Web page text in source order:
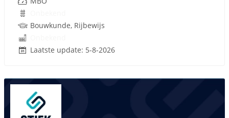
Bouwkunde, Rijbewijs
Laatste update: 5-8-2026